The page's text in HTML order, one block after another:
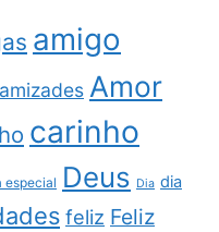
amigo
amizades Amor
carinho
especial Deus Dia dia
feliz Feliz